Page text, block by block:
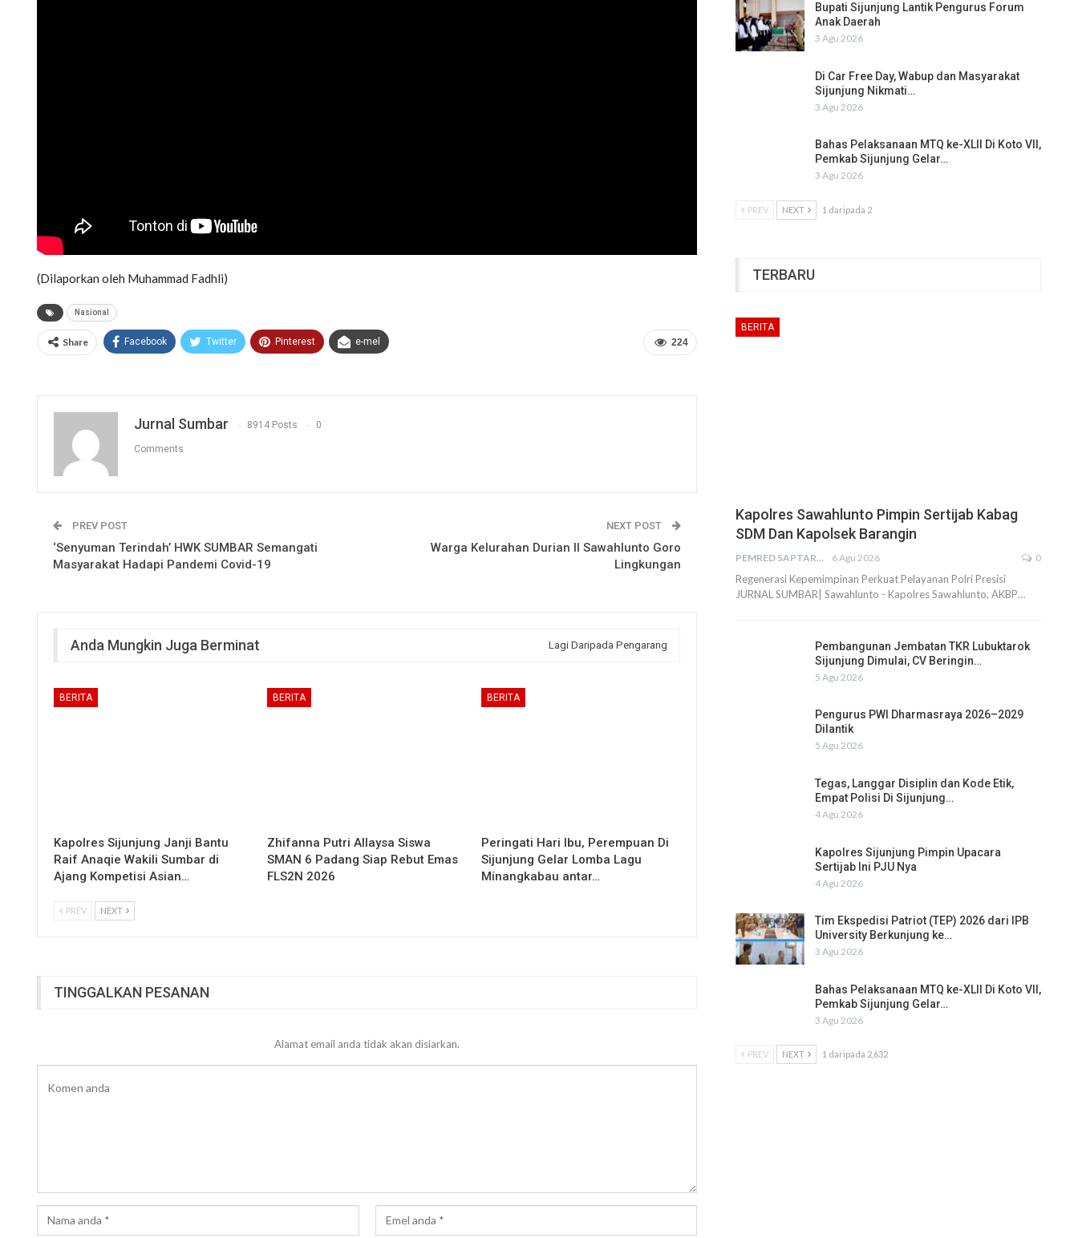
(Dilaporkan oleh Muhammad Fadhli)
Nasional
224
Share Facebook Twitter Pinterest e-mel
Jurnal Sumbar 8914 Posts 0
Comments
PREV POST
‘Senyuman Terindah’ HWK SUMBAR Semangati
Masyarakat Hadapi Pandemi Covid-19
NEXT POST
Warga Kelurahan Durian II Sawahlunto Goro
Lingkungan
Anda Mungkin Juga Berminat Lagi Daripada Pengarang
BERITA
Kapolres Sijunjung Janji Bantu
Raif Anaqie Wakili Sumbar di
Ajang Kompetisi Asian…
BERITA
Zhifanna Putri Allaysa Siswa
SMAN 6 Padang Siap Rebut Emas
FLS2N 2026
BERITA
Peringati Hari Ibu, Perempuan Di
Sijunjung Gelar Lomba Lagu
Minangkabau antar…
PREV NEXT
TINGGALKAN PESANAN
Alamat email anda tidak akan disiarkan.
Bupati Sijunjung Lantik Pengurus Forum
Anak Daerah
3 Agu 2026
Di Car Free Day, Wabup dan Masyarakat
Sijunjung Nikmati…
3 Agu 2026
Bahas Pelaksanaan MTQ ke-XLII Di Koto VII,
Pemkab Sijunjung Gelar…
3 Agu 2026
PREV NEXT 1 daripada 2
TERBARU
BERITA
Kapolres Sawahlunto Pimpin Sertijab Kabag
SDM Dan Kapolsek Barangin
PEMRED SAPTARIUS 6 Agu 2026 0
Regenerasi Kepemimpinan Perkuat Pelayanan Polri Presisi
JURNAL SUMBAR| Sawahlunto - Kapolres Sawahlunto, AKBP…
Pembangunan Jembatan TKR Lubuktarok
Sijunjung Dimulai, CV Beringin…
5 Agu 2026
Pengurus PWI Dharmasraya 2026–2029
Dilantik
5 Agu 2026
Tegas, Langgar Disiplin dan Kode Etik,
Empat Polisi Di Sijunjung…
4 Agu 2026
Kapolres Sijunjung Pimpin Upacara
Sertijab Ini PJU Nya
4 Agu 2026
Tim Ekspedisi Patriot (TEP) 2026 dari IPB
University Berkunjung ke…
3 Agu 2026
Bahas Pelaksanaan MTQ ke-XLII Di Koto VII,
Pemkab Sijunjung Gelar…
3 Agu 2026
PREV NEXT 1 daripada 2,632